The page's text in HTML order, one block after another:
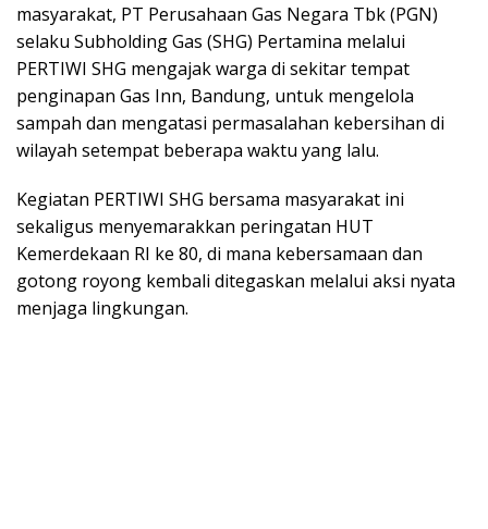
masyarakat, PT Perusahaan Gas Negara Tbk (PGN)
selaku Subholding Gas (SHG) Pertamina melalui
PERTIWI SHG mengajak warga di sekitar tempat
penginapan Gas Inn, Bandung, untuk mengelola
sampah dan mengatasi permasalahan kebersihan di
wilayah setempat beberapa waktu yang lalu.
Kegiatan PERTIWI SHG bersama masyarakat ini
sekaligus menyemarakkan peringatan HUT
Kemerdekaan RI ke 80, di mana kebersamaan dan
gotong royong kembali ditegaskan melalui aksi nyata
menjaga lingkungan.